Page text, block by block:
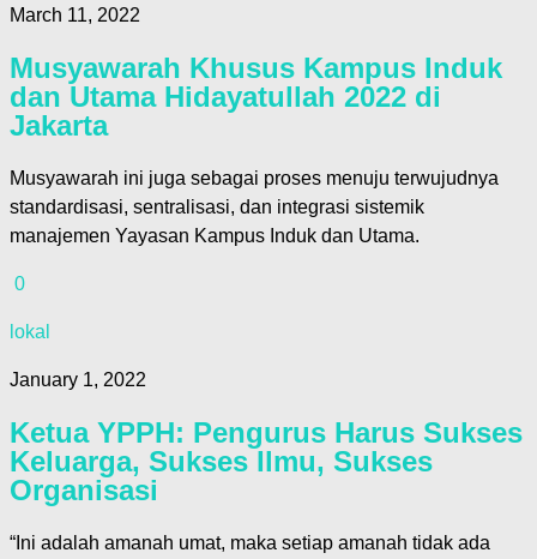
March 11, 2022
Musyawarah Khusus Kampus Induk
dan Utama Hidayatullah 2022 di
Jakarta
Musyawarah ini juga sebagai proses menuju terwujudnya
standardisasi, sentralisasi, dan integrasi sistemik
manajemen Yayasan Kampus Induk dan Utama.
0
lokal
January 1, 2022
Ketua YPPH: Pengurus Harus Sukses
Keluarga, Sukses Ilmu, Sukses
Organisasi
“Ini adalah amanah umat, maka setiap amanah tidak ada